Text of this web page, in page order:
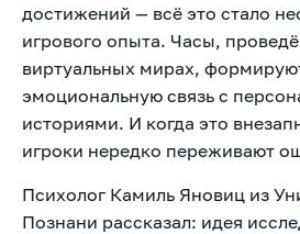
достижений — всё это стало
игрового опыта. Часы,
виртуальных мирах,
эмоциональную связь с
историями. И когда это
игроки нередко переживают
Психолог Камиль Яновиц из
Познани рассказал: идея